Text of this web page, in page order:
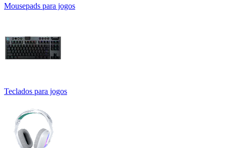
Mousepads para jogos
Teclados para jogos